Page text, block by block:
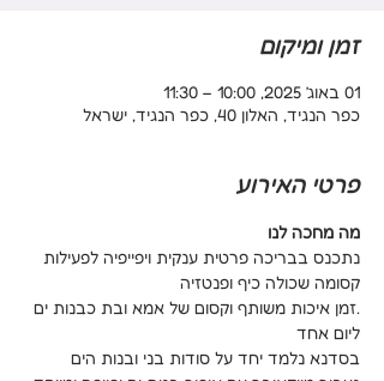
זמן ומיקום
01 באוג׳ 2025, 10:00 – 11:30
כפר הנגיד, האלון 40, כפר הנגיד, ישראל
פרטי האירוע
מה מחכה לנו
נתכנס בבריכה פרטית ענקית ויפייפיה לפעילות
קסומה שכולה כיף ופנטזיה
.זמן איכות משותף וקסום של אמא ובת כבנות ים
ליום אחד
בסדנא נלמד יחד על סודות בני ובנות הים